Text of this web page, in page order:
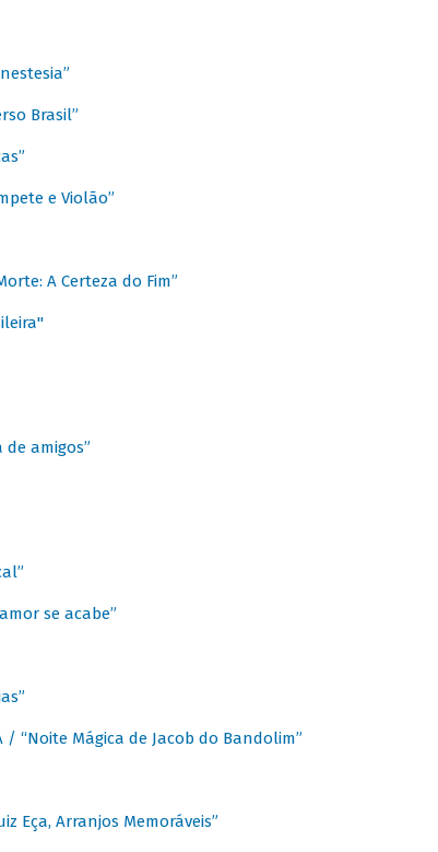
Brasil”
e Violão”
A Certeza do Fim”
de amigos”
se acabe”
/ “Noite Mágica de Jacob do Bandolim”
Eça, Arranjos Memoráveis”